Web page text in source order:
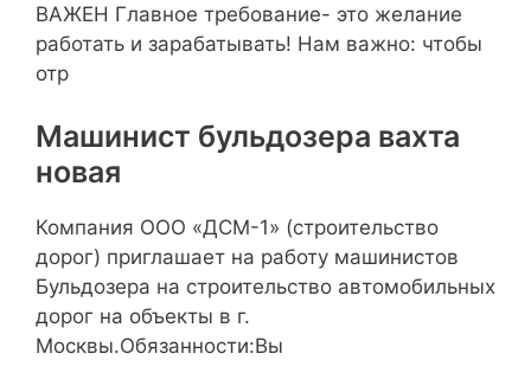
ВАЖЕН Главное требование- это желание
работать и зарабатывать! Нам важно: чтобы
отр
Машинист бульдозера вахта
новая
Компания ООО «ДСМ-1» (строительство
дорог) приглашает на работу машинистов
Бульдозера на строительство автомобильных
дорог на объекты в г.
Москвы.Обязанности:Вы